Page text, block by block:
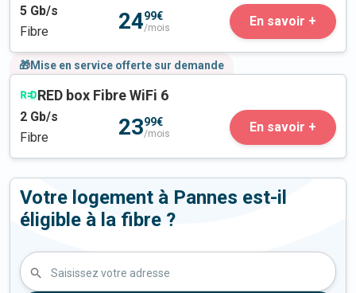
5 Gb/s
Fibre
2499€
/mois En savoir +
🎁Mise en service offerte sur demande
RED box Fibre WiFi 6
2 Gb/s
Fibre
2399€
/mois En savoir +
Votre logement à Pannes est-il
éligible à la fibre ?
Saisissez votre adresse